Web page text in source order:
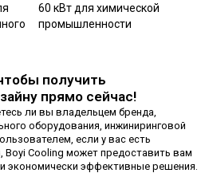
60 кВт для химической
промышленности
получить
прямо сейчас!
ли вы владельцем бренда,
оборудования, инжиниринговой
если у вас есть
Boyi Cooling может предоставить вам
экономически эффективные решения.